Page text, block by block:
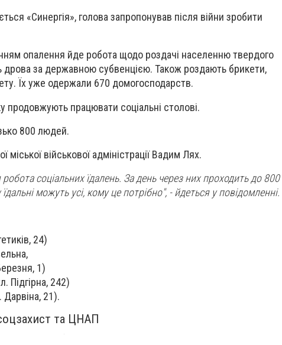
«Синергія», голова запропонував після війни зробити
опалення йде робота щодо роздачі населенню твердого
дрова за державною субвенцією. Також роздають брикети,
Їх уже одержали 670 домогосподарств.
продовжують працювати соціальні столові.
800 людей.
міської військової адміністрації Вадим Лях.
соціальних їдалень. За день через них проходить до 800
можуть усі, кому це потрібно", - йдеться у повідомленні.
24)
1)
Підгірна, 242)
21).
та ЦНАП